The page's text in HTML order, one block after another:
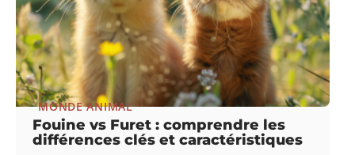
MONDE ANIMAL
Fouine vs Furet : comprendre les
différences clés et caractéristiques